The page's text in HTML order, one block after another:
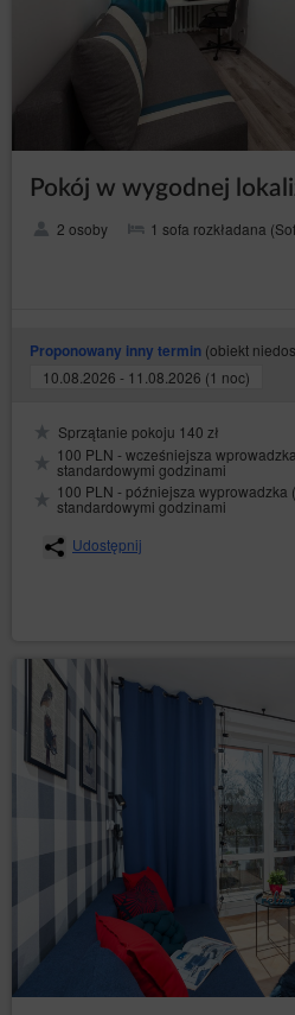
Pokój w wygodnej
2 osoby 1 sofa rozkładana
Proponowany inny termin (obiekt
10.08.2026 - 11.08.2026 (1 noc)
Sprzątanie pokoju 140 zł
100 PLN - wcześniejsza
standardowymi godzinami
100 PLN - późniejsza wyprowadzka
standardowymi godzinami
Udostępnij